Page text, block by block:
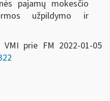
pajamų mokesčio
užpildymo ir
prie FM 2022-01-05